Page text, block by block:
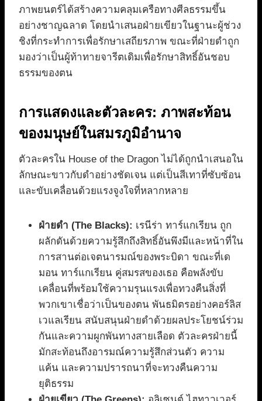
ภาพยนตร์ได้สร้างความคลุมเครือทางศีลธรรมขึ้น
อย่างชาญฉลาด โดยนำเสนอฝ่ายเขียวในฐานะผู้ช่วง
ชิงที่กระทำการเพื่อรักษาเสถียรภาพ ขณะที่ฝ่ายดำถูก
มองว่าเป็นผู้ท้าทายจารีตเดิมเพื่อรักษาสิทธิ์อันชอบ
ธรรมของตน
การแสดงและตัวละคร: ภาพสะท้อน
ของมนุษย์ในสมรภูมิอำนาจ
ตัวละครใน House of the Dragon ไม่ได้ถูกนำเสนอใน
ลักษณะขาวกับดำอย่างชัดเจน แต่เป็นสีเทาที่ซับซ้อน
และขับเคลื่อนด้วยแรงจูงใจที่หลากหลาย
ฝ่ายดำ (The Blacks): เรนีร่า ทาร์แกเรียน ถูก
ผลักดันด้วยความรู้สึกถึงสิทธิ์อันพึงมีและหน้าที่ใน
การสานต่อเจตนารมณ์ของพระบิดา ขณะที่เด
มอน ทาร์แกเรียน คู่สมรสของเธอ คือพลังขับ
เคลื่อนที่พร้อมใช้ความรุนแรงเพื่อทวงคืนสิ่งที่
พวกเขาเชื่อว่าเป็นของตน พันธมิตรอย่างคอร์ลิส
เวแลเรียน สนับสนุนฝ่ายดำด้วยผลประโยชน์ร่วม
กันและความผูกพันทางสายเลือด ตัวละครฝ่ายนี้
มักสะท้อนถึงอารมณ์ความรู้สึกส่วนตัว ความ
แค้น และความปรารถนาที่จะทวงคืนความ
ยุติธรรม